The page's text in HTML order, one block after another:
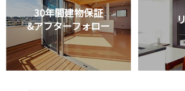
30年間建物保証
&アフターフォロー